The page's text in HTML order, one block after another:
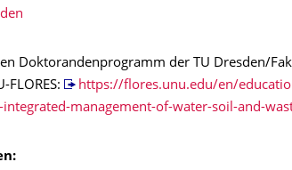
Doktorandenprogramm der TU Dresden/
https://flores.unu.edu/en/
management-of-water-soil-and-